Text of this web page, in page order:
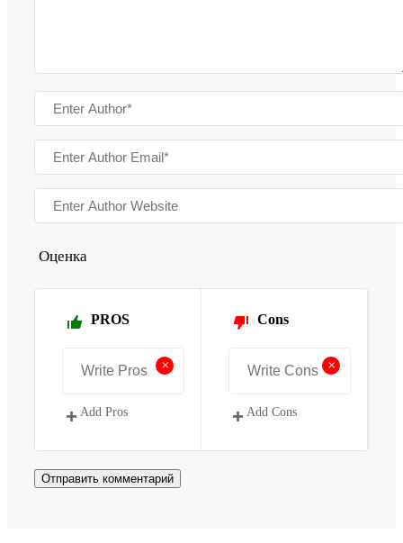
Оценка
PROS
+
Add Pros
Cons
+
Add Cons